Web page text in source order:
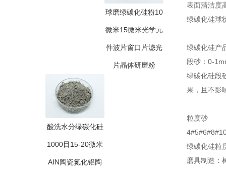
球磨绿碳化硅粉10
微米15微米光学元
件波片窗口片滤光
片晶体研磨粉
酸洗水分绿碳化硅
1000目15-20微米
AIN陶瓷氮化铝陶
表面清洁度
绿碳化硅球
绿碳化硅产
段砂：0-
绿碳化硅段
果，且不影
粒度砂
绿碳化硅粒
磨具制造：